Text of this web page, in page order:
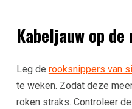
Kabeljauw op
Leg de rooksnippers van
te weken. Zodat deze
roken straks. Controleer